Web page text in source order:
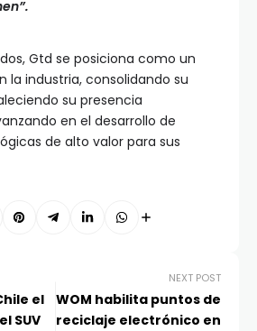
Gtd se posiciona como un
la industria, consolidando su
su presencia
en el desarrollo de
de alto valor para sus
el
SUV
NEXT POST
WOM habilita puntos de
reciclaje electrónico en